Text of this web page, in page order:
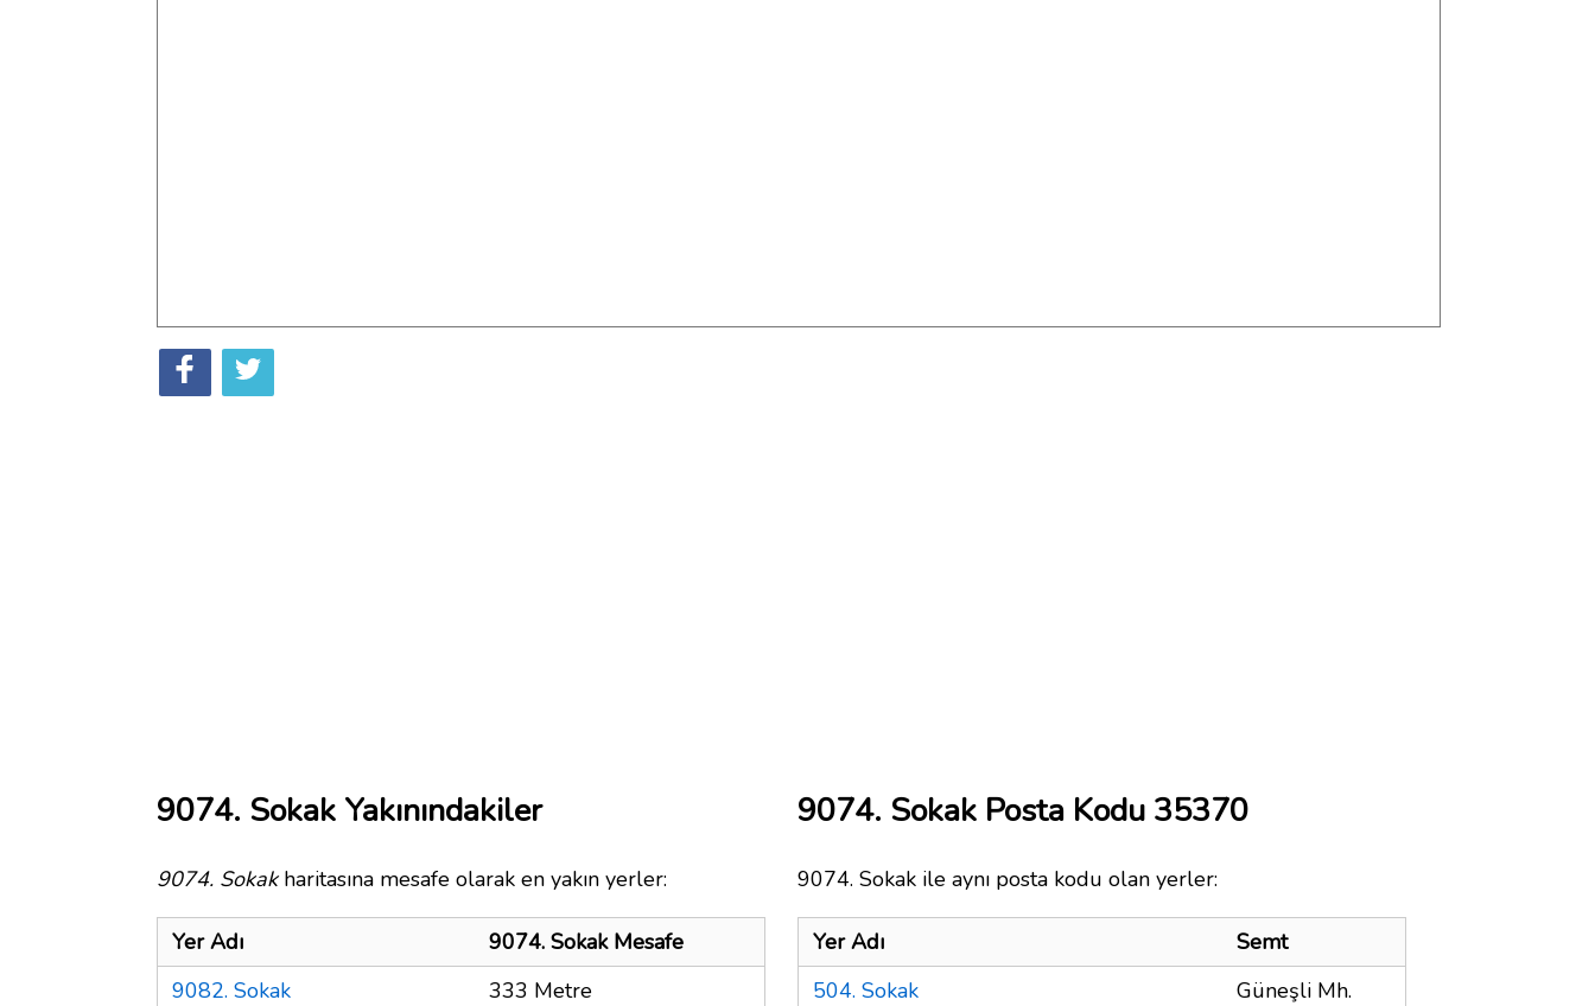
9074. Sokak Yakınındakiler
9074. Sokakharitasına mesafe olarak en yakın yerler:
Yer Adı
9074. Sokak Mesafe
9082. Sokak
333 Metre
9074. Sokak Posta Kodu 35370
9074. Sokak ile aynı posta kodu olan yerler:
Yer Adı
Semt
504. Sokak
Güneşli Mh.